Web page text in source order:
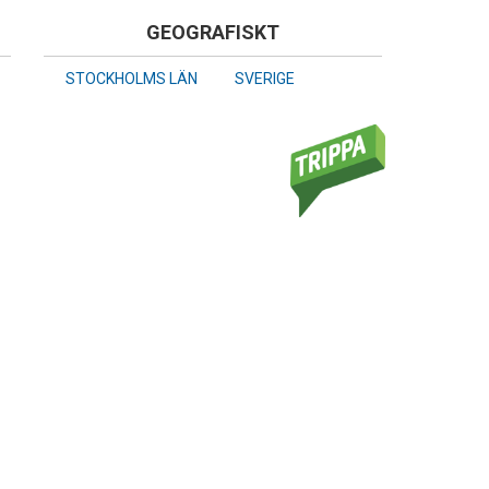
GEOGRAFISKT
STOCKHOLMS LÄN SVERIGE